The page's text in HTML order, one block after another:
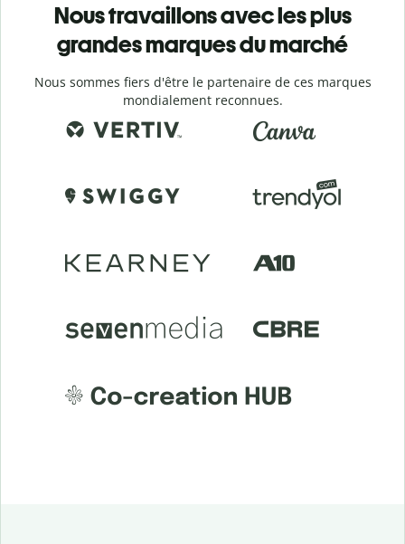
Nous travaillons avec les plus
grandes marques du marché
Nous sommes fiers d'être le partenaire de ces marques
mondialement reconnues.